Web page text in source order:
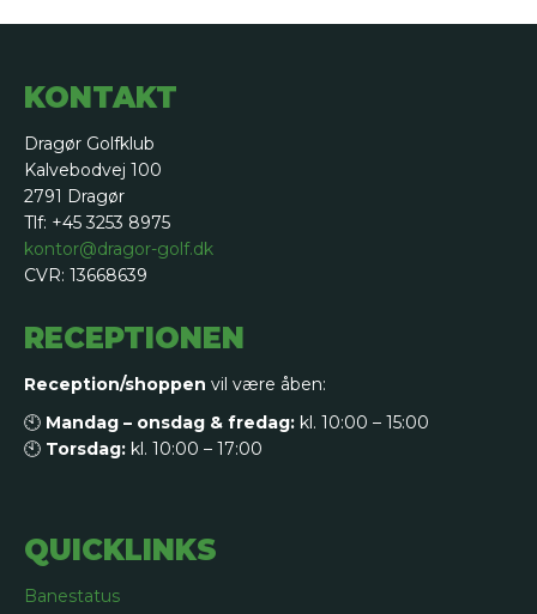
KONTAKT
Dragør Golfklub
Kalvebodvej 100
2791 Dragør
Tlf: +45 3253 8975
kontor@dragor-golf.dk
CVR: 13668639
RECEPTIONEN
Reception/shoppen vil være åben:
🕙 Mandag – onsdag & fredag: kl. 10:00 – 15:00
🕙 Torsdag: kl. 10:00 – 17:00
QUICKLINKS
Banestatus